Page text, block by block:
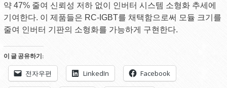
약 47% 줄여 신뢰성 저하 없이 인버터 시스템 소형화 추세에
기여한다. 이 제품들은 RC-IGBT를 채택함으로써 모듈 크기를
줄여 인버터 기판의 소형화를 가능하게 구현한다.
이 글 공유하기:
전자우편 LinkedIn Facebook